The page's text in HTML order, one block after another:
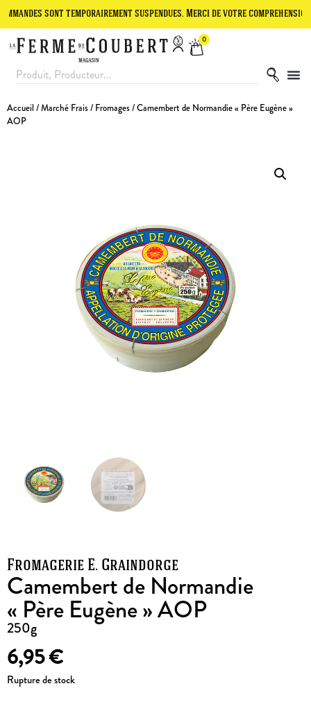
temporairement suspendues. Merci de votre compréhension.
0
Accueil /Marché Frais/ Fromages/ Camembert de Normandie « Père Eugène »
AOP
Fromagerie E. Graindorge
Camembert de Normandie
« Père Eugène » AOP
250g
6,95€
Rupture de stock